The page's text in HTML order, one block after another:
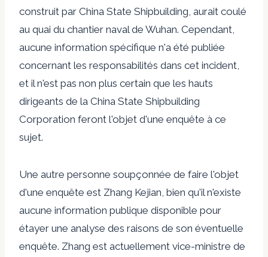
construit par China State Shipbuilding, aurait coulé
au quai du chantier naval de Wuhan. Cependant,
aucune information spécifique n'a été publiée
concernant les responsabilités dans cet incident,
et il n'est pas non plus certain que les hauts
dirigeants de la China State Shipbuilding
Corporation feront l'objet d'une enquête à ce
sujet.
Une autre personne soupçonnée de faire l'objet
d'une enquête est Zhang Kejian, bien qu'il n'existe
aucune information publique disponible pour
étayer une analyse des raisons de son éventuelle
enquête. Zhang est actuellement vice-ministre de